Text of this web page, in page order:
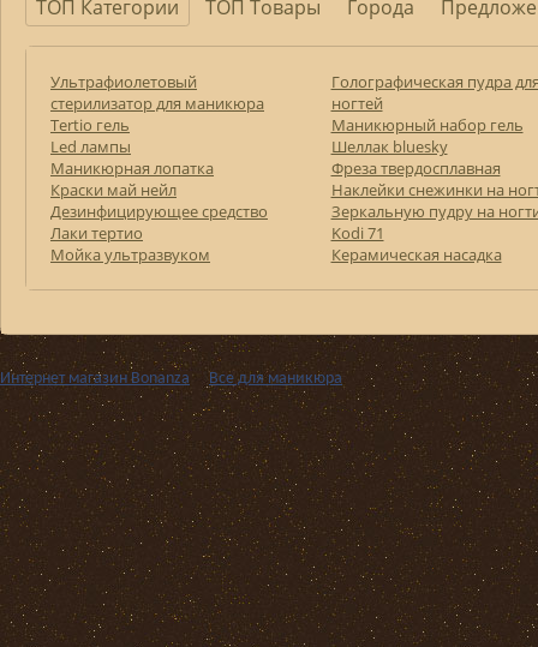
ТОП Категории ТОП Товары Города
Ультрафиолетовый
стерилизатор для маникюра
Tertio гель
Led лампы
Маникюрная лопатка
Краски май нейл
Дезинфицирующее средство
Лаки тертио
Мойка ультразвуком
Голографическая пудра
ногтей
Маникюрный набор гель
Шеллак bluesky
Фреза твердосплавная
Наклейки снежинки на
Зеркальную пудру на
Kodi 71
Керамическая насадка
Интернет магазин Bonanza ››Все для маникюра